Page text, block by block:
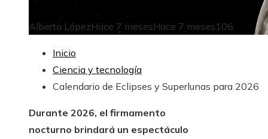
Alberto LópezHace 7 mesesHace 7 meses106
Inicio
Ciencia y tecnología
Calendario de Eclipses y Superlunas para 2026
Durante 2026, el firmamento
nocturno brindará un espectáculo